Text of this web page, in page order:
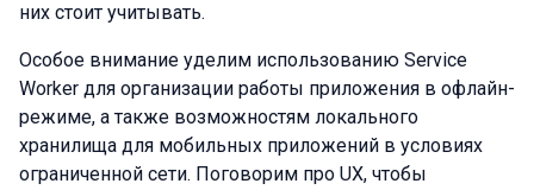
них стоит учитывать.
Особое внимание уделим использованию Service
Worker для организации работы приложения в офлайн-
режиме, а также возможностям локального
хранилища для мобильных приложений в условиях
ограниченной сети. Поговорим про UX, чтобы